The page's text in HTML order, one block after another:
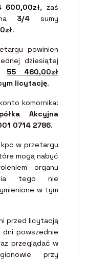
600,00zł, zaś
3/4 sumy
.
powinien
dziesiątej
55 460,00zł
licytację.
komornika:
Akcyjna
0714 2786.
w przetargu
mogą nabyć
organu
tego nie
w tym
przed licytacją
powszednie
przeglądać w
przy